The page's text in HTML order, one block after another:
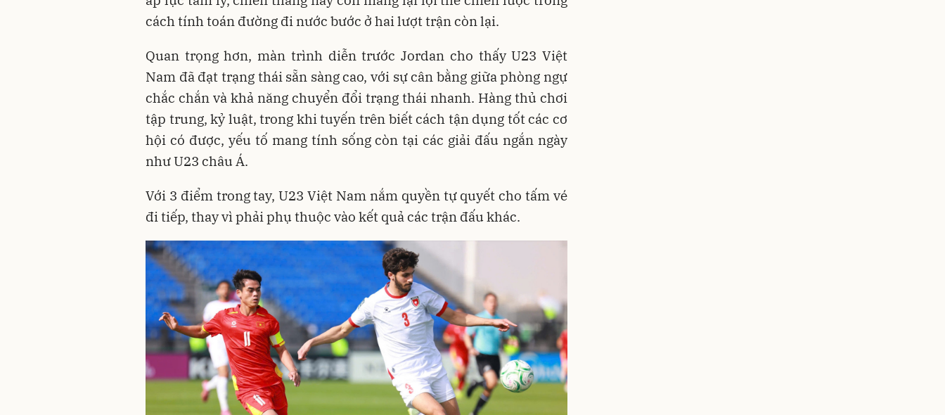
cách tính toán đường đi nước bước ở hai lượt trận còn lại.
Quan trọng hơn, màn trình diễn trước Jordan cho thấy U23 Việt
Nam đã đạt trạng thái sẵn sàng cao, với sự cân bằng giữa phòng ngự
chắc chắn và khả năng chuyển đổi trạng thái nhanh. Hàng thủ chơi
tập trung, kỷ luật, trong khi tuyến trên biết cách tận dụng tốt các cơ
hội có được, yếu tố mang tính sống còn tại các giải đấu ngắn ngày
như U23 châu Á.
Với 3 điểm trong tay, U23 Việt Nam nắm quyền tự quyết cho tấm vé
đi tiếp, thay vì phải phụ thuộc vào kết quả các trận đấu khác.